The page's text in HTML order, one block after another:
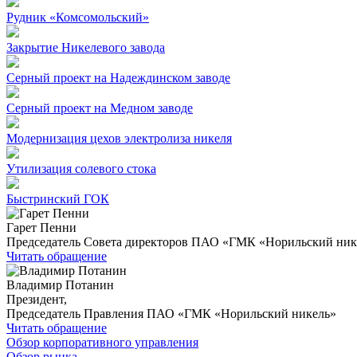
Рудник «Комсомольский»
Закрытие Никелевого завода
Серный проект на Надеждинском заводе
Серный проект на Медном заводе
Модернизация цехов электролиза никеля
Утилизация солевого стока
Быстринский ГОК
Гарет Пенни
Председатель Совета директоров ПАО «ГМК «Норильский
Читать обращение
Владимир Потанин
Президент,
Председатель Правления ПАО «ГМК «Норильский никель»
Читать обращение
Обзор корпоративного управления